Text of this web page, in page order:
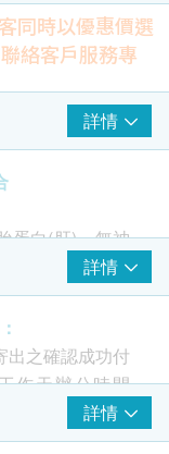
同時以優惠價選
絡客戶服務專
瘤或乳腺增生等。
種常用於篩查宮頸癌
細胞學檢查相比，
詳情
蛋白(肝)、無神
抗體(鼻咽)、癌
乳房)、癌抗原
癌等婦科疾病
，女性應定期
早發現異常並
詳情
出之確認成功付
作天辦公時間
點。客戶亦可
電該中心預約
詳情